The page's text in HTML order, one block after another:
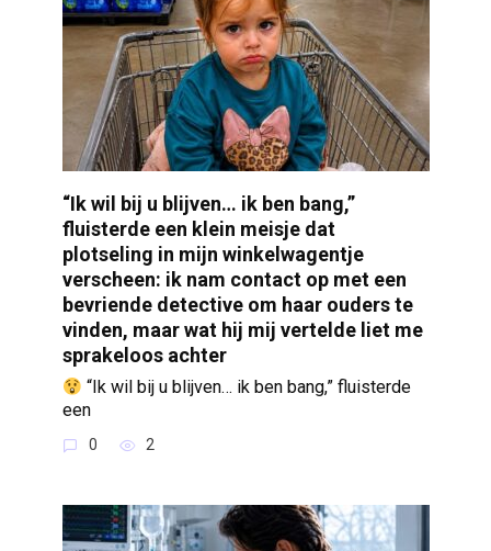
“Ik wil bij u blijven… ik ben bang,”
fluisterde een klein meisje dat
plotseling in mijn winkelwagentje
verscheen: ik nam contact op met een
bevriende detective om haar ouders te
vinden, maar wat hij mij vertelde liet me
sprakeloos achter
“Ik wil bij u blijven… ik ben bang,” fluisterde
een
0 2